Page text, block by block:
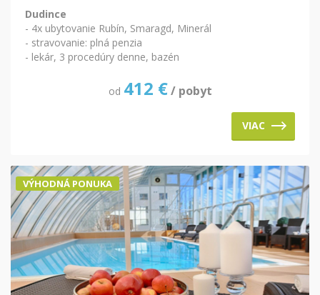
Dudince
- 4x ubytovanie Rubín, Smaragd, Minerál
- stravovanie: plná penzia
- lekár, 3 procedúry denne, bazén
od 412 € / pobyt
VIAC
VÝHODNÁ PONUKA